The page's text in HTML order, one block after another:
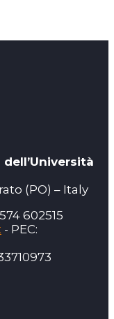
(PO) – Italy
602515
- PEC: